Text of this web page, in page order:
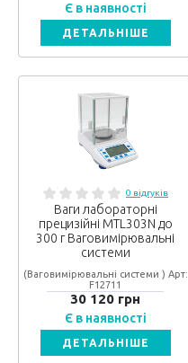
Є в наявності
ДЕТАЛЬНІШЕ
0 відгуків
Ваги лабораторні
прецизійні MTL303N до
300 г Ваговимірювальні
системи
(Ваговимірювальні системи ) Арт:
F12711
30 120 грн
Є в наявності
ДЕТАЛЬНІШЕ